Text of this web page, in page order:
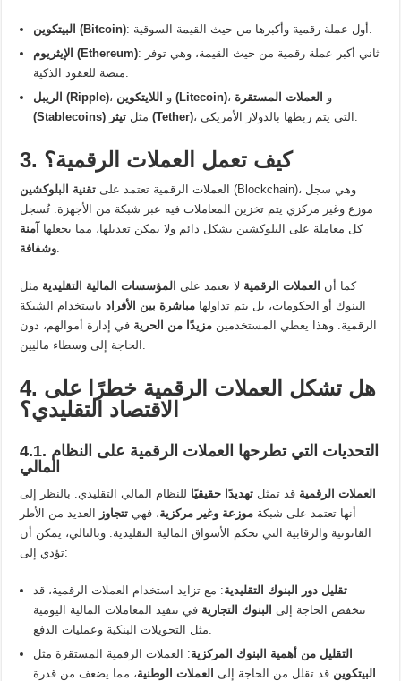
البيتكوين (Bitcoin)
الإيثريوم (Ethereum): ثاني أكبر عملة رقمية من حيث القيمة، وهي توفر
الريبل (Ripple)
، و اللايتكوين (Litecoin) ، و العملات المستقرة
(Stablecoins)
مثل تيثر (Tether)
3. كيف تعمل العملات الرقمية؟
العملات الرقمية تعتمد على تقنية البلوكشين
(Blockchain)، وهي سجل
موزع وغير مركزي يتم تخزين المعاملات فيه عبر شبكة من الأجهزة. تُسجل
كل معاملة على البلوكشين بشكل دائم ولا يمكن تعديلها، مما يجعلها آمنة
وشفافة
كما أن العملات الرقمية لا تعتمد على المؤسسات المالية التقليدية مثل
البنوك أو الحكومات، بل يتم تداولها مباشرة بين الأفرادباستخدام الشبكة
الرقمية. وهذا يعطي المستخدمين مزيدًا من الحرية في إدارة أموالهم، دون
4. هل تشكل العملات الرقمية خطرًا على
الاقتصاد التقليدي؟
4.1. التحديات التي تطرحها العملات الرقمية على النظام
المالي
العملات الرقمية قد تمثل تهديدًا حقيقيًا للنظام المالي التقليدي. بالنظر إلى
أنها تعتمد على شبكة موزعة وغير مركزية، فهي تتجاوز العديد من الأطر
القانونية والرقابية التي تحكم الأسواق المالية التقليدية. وبالتالي، يمكن أن
تؤدي إلى:
تقليل دور البنوك التقليدية: مع تزايد استخدام العملات الرقمية، قد
تنخفض الحاجة إلى البنوك التجارية في تنفيذ المعاملات المالية اليومية
التقليل من أهمية البنوك المركزية: العملات الرقمية المستقرة مثل
البيتكوين قد تقلل من الحاجة إلى العملات الوطنية، مما يضعف من قدرة